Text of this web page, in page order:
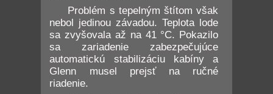
Problém s tepelným štítom však
nebol jedinou závadou. Teplota lode
sa zvyšovala až na 41 °C. Pokazilo
sa zariadenie zabezpečujúce
automatickú stabilizáciu kabíny a
Glenn musel prejsť na ručné
riadenie.